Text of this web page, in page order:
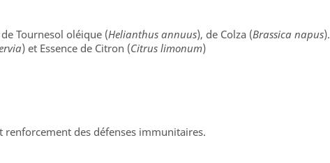
de Tournesol oléique (Helianthus annuus), de Colza (Brassica napus).
) et Essence de Citron (Citrus limonum)
renforcement des défenses immunitaires.